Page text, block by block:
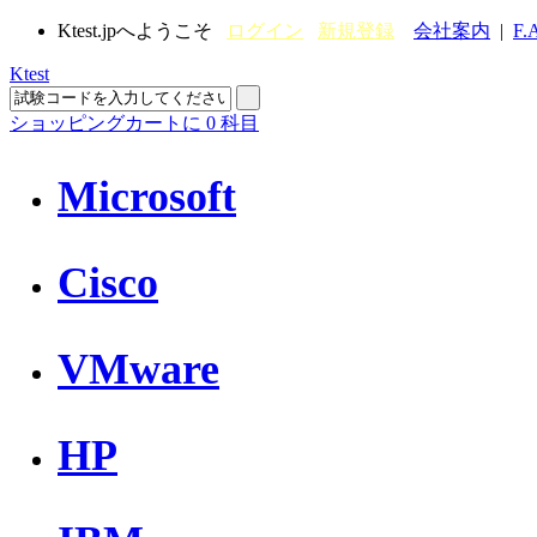
Ktest.jpへようこそ ログイン 新規登録 会社案内 |
Ktest
ショッピングカートに 0 科目
Microsoft
Cisco
VMware
HP